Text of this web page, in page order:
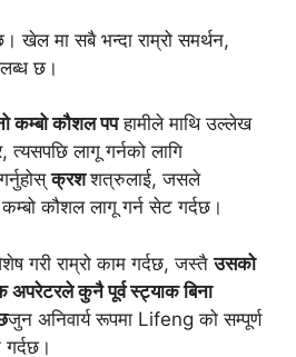
खेल मा सबै भन्दा राम्रो समर्थन,
छ।
कम्बो कौशल पपहामीले माथि उल्लेख
लागू गर्नको लागि
क्रशशत्रुलाई, जसले
कौशल लागू गर्न सेट गर्दछ।
गरी राम्रो काम गर्दछ, जस्तैउसको
कुनै पूर्व स्ट्याक बिना
जुन अनिवार्य रूपमा Lifeng को सम्पूर्ण